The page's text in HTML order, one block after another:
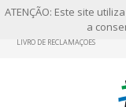
ATENÇÃO: Este site
a
LIVRO DE RECLAMAÇÕES